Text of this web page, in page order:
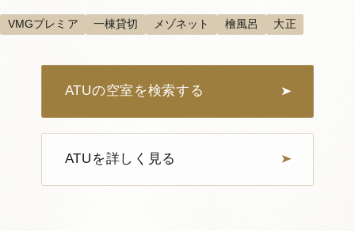
世界が認めた名建築、国指定重要文
化財「臥龍山荘」の早朝貸切ツアー
日本建築美を細部まで詰め込んだ空間は、時が経つ
VMGプレミア 一棟貸切 メゾネット 檜風呂 大正
ATUの空室を検索する
ATUを詳しく見る